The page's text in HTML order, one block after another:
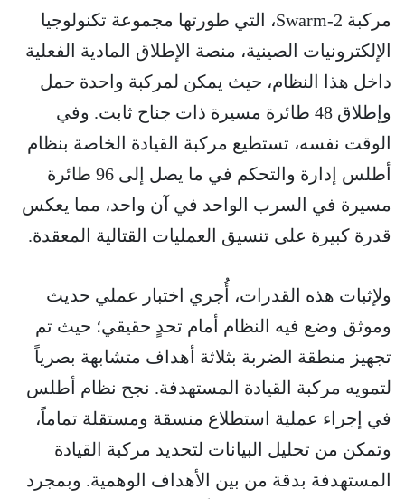
مركبة Swarm-2، التي طورتها مجموعة تكنولوجيا
الإلكترونيات الصينية، منصة الإطلاق المادية الفعلية
داخل هذا النظام، حيث يمكن لمركبة واحدة حمل
وإطلاق 48 طائرة مسيرة ذات جناح ثابت. وفي
الوقت نفسه، تستطيع مركبة القيادة الخاصة بنظام
أطلس إدارة والتحكم في ما يصل إلى 96 طائرة
مسيرة في السرب الواحد في آن واحد، مما يعكس
قدرة كبيرة على تنسيق العمليات القتالية المعقدة.
ولإثبات هذه القدرات، أُجري اختبار عملي حديث
وموثق وضع فيه النظام أمام تحدٍ حقيقي؛ حيث تم
تجهيز منطقة الضربة بثلاثة أهداف متشابهة بصرياً
لتمويه مركبة القيادة المستهدفة. نجح نظام أطلس
في إجراء عملية استطلاع منسقة ومستقلة تماماً،
وتمكن من تحليل البيانات لتحديد مركبة القيادة
المستهدفة بدقة من بين الأهداف الوهمية. وبمجرد